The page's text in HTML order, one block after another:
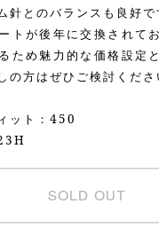
針とのバランスも良好で
トが後年に交換されて
ため魅力的な価格設定
の方はぜひご検討くださ
ット：450
SOLD OUT